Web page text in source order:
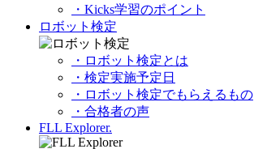
・Kicks学習のポイント
ロボット検定
・ロボット検定とは
・検定実施予定日
・ロボット検定でもらえるもの
・合格者の声
FLL Explorer.